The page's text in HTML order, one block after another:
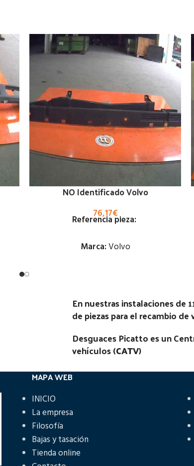
NO Identificado Volvo
76,17€
Referencia pieza:
Marca:Volvo
Ubicación:
Notas:
Código Pieza:71508
En nuestras instalaciones de
de piezas para el recambio
Desguaces Picatto es un
vehículos (CATV)
MAPA WEB
INICIO
La empresa
Filosofía
Bajas y tasación
Tienda online